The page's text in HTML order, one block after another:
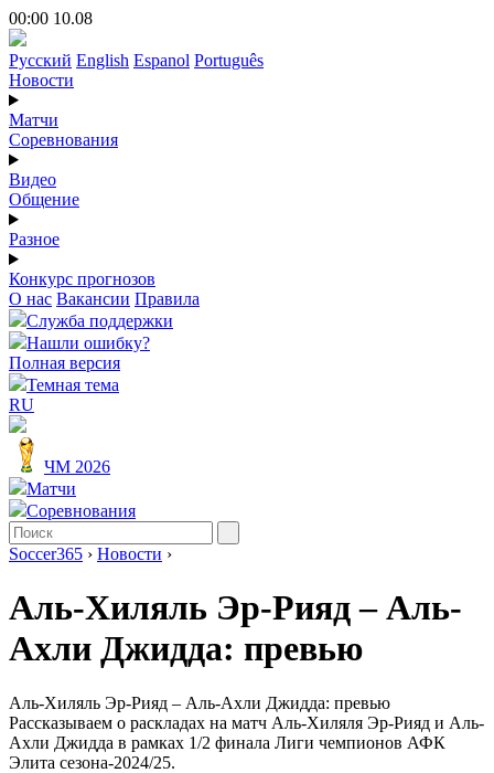
00:00 10.08
Русский English Espanol Português
Новости
Матчи
Соревнования
Видео
Общение
Разное
Конкурс прогнозов
О нас Вакансии Правила
Служба поддержки
Нашли ошибку?
Полная версия
Темная тема
RU
ЧМ 2026
Матчи
Соревнования
Soccer365 › Новости ›
Аль-Хиляль Эр-Рияд – Аль-
Ахли Джидда: превью
Аль-Хиляль Эр-Рияд – Аль-Ахли Джидда: превью
Рассказываем о раскладах на матч Аль-Хиляля Эр-Рияд и Аль-
Ахли Джидда в рамках 1/2 финала Лиги чемпионов АФК
Элита сезона-2024/25.